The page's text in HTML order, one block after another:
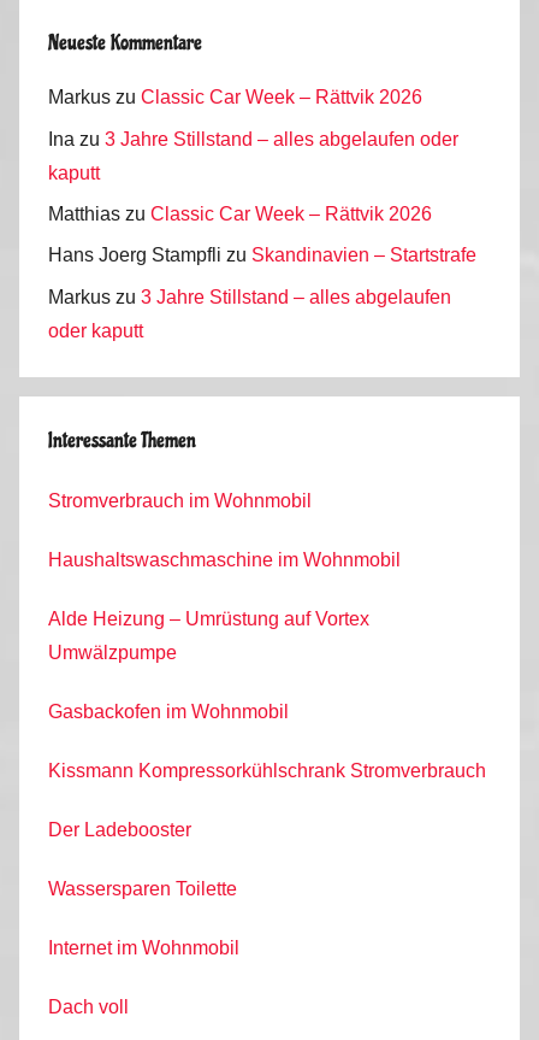
Neueste Kommentare
Markus zu Classic Car Week – Rättvik 2026
Ina zu 3 Jahre Stillstand – alles abgelaufen oder
kaputt
Matthias zu Classic Car Week – Rättvik 2026
Hans Joerg Stampfli zu Skandinavien – Startstrafe
Markus zu 3 Jahre Stillstand – alles abgelaufen
oder kaputt
Interessante Themen
Stromverbrauch im Wohnmobil
Haushaltswaschmaschine im Wohnmobil
Alde Heizung – Umrüstung auf Vortex
Umwälzpumpe
Gasbackofen im Wohnmobil
Kissmann Kompressorkühlschrank Stromverbrauch
Der Ladebooster
Wassersparen Toilette
Internet im Wohnmobil
Dach voll